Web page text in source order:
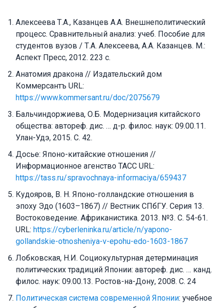
Алексеева Т.А., Казанцев А.А. Внешнеполитический
процесс. Сравнительный анализ: учеб. Пособие для
студентов вузов / Т.А. Алексеева, А.А. Казанцев. М.:
Аспект Пресс, 2012. 223 с.
Анатомия дракона // Издательский дом
Коммерсантъ URL:
https://www.kommersant.ru/doc/2075679
Бальчиндоржиева, О.Б. Модернизация китайского
общества: автореф. дис. … д-р. филос. наук: 09.00.11.
Улан-Удэ, 2015. С. 42.
Досье: Японо-китайские отношения //
Информационное агенство ТАСС URL:
https://tass.ru/spravochnaya-informaciya/659437
Кудояров, В. Н. Японо-голландские отношения в
эпоху Эдо (1603–1867) // Вестник СПбГУ. Серия 13.
Востоковедение. Африканистика. 2013. №3. С. 54-61.
URL: https://cyberleninka.ru/article/n/yapono-
gollandskie-otnosheniya-v-epohu-edo-1603-1867
Лобковская, Н.И. Социокультурная детерминация
политических традиций Японии: автореф. дис. … канд.
филос. наук: 09.00.13. Ростов-на-Дону, 2008. С. 24
Политическая система современной Японии: учебное